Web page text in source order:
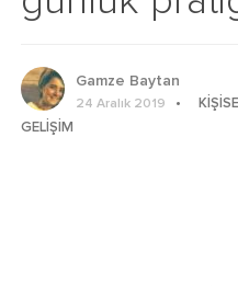
Gamze Baytan
24 Aralık 2019
GELIŞIM